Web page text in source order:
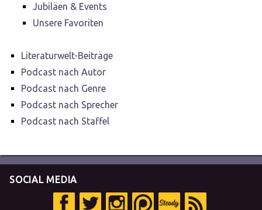
Jubiläen & Events
Unsere Favoriten
Literaturwelt-Beiträge
Podcast nach Autor
Podcast nach Genre
Podcast nach Sprecher
Podcast nach Staffel
SOCIAL MEDIA